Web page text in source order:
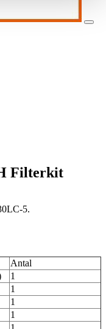
Filterkit
5.
Antal
1
1
1
1